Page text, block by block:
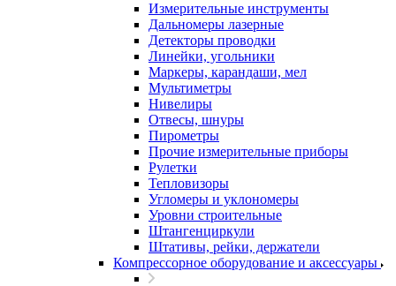
Измерительные инструменты
Дальномеры лазерные
Детекторы проводки
Линейки, угольники
Маркеры, карандаши, мел
Мультиметры
Нивелиры
Отвесы, шнуры
Пирометры
Прочие измерительные приборы
Рулетки
Тепловизоры
Угломеры и уклономеры
Уровни строительные
Штангенциркули
Штативы, рейки, держатели
Компрессорное оборудование и аксессуары